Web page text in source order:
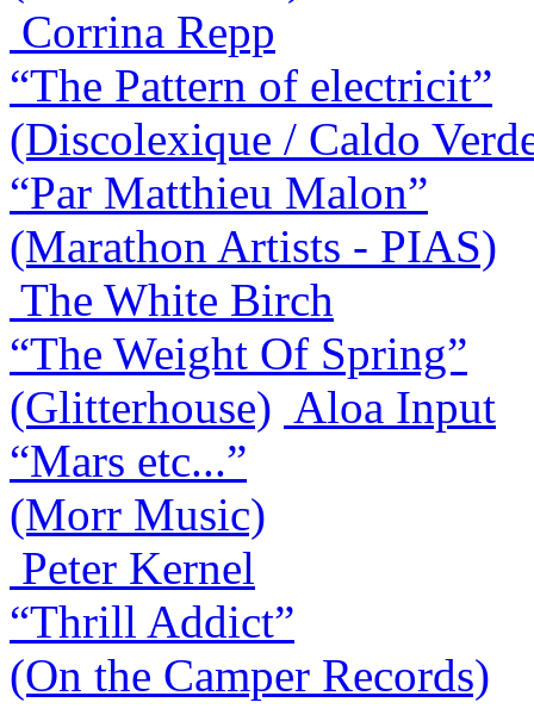
Corrina Repp
“The Pattern of electricit”
(Discolexique / Caldo
“Par Matthieu Malon”
(Marathon Artists - PIAS)
The White Birch
“The Weight Of Spring”
(Glitterhouse) Aloa Input
“Mars etc...”
(Morr Music)
Peter Kernel
“Thrill Addict”
(On the Camper Records)